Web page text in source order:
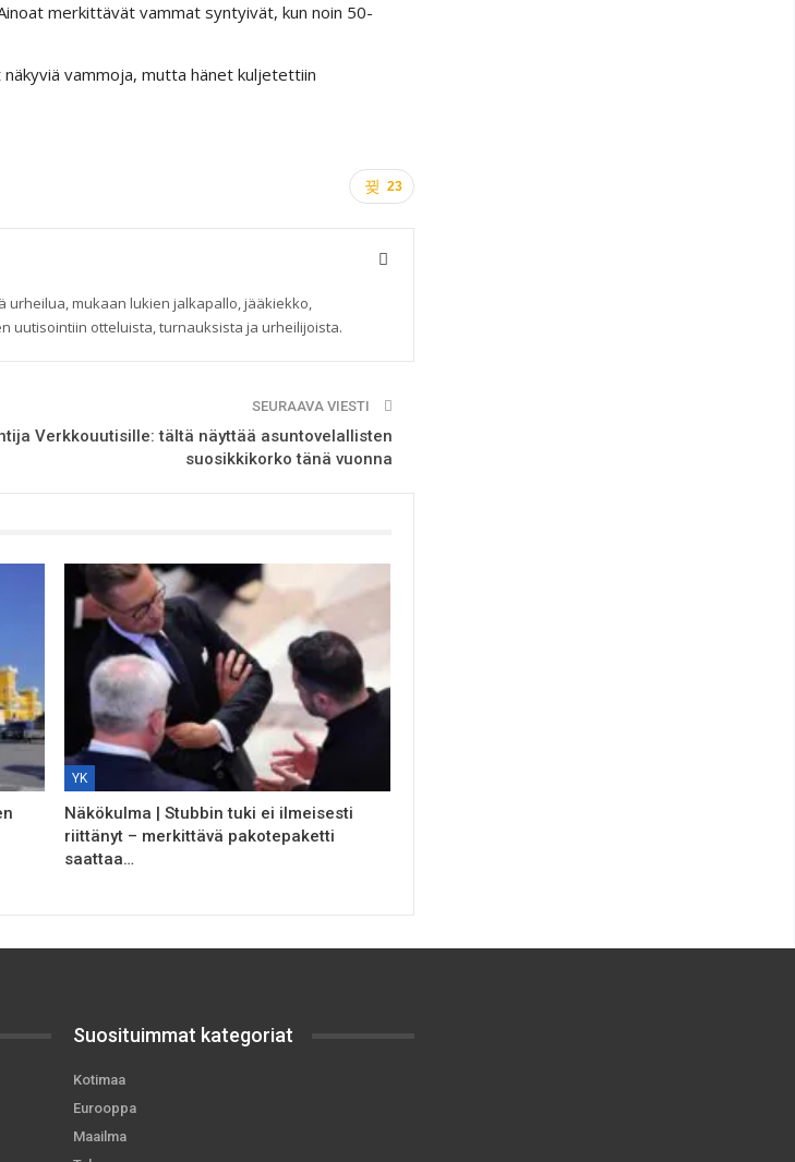
merkittävät vammat syntyivät, kun noin 50-
vammoja, mutta hänet kuljetettiin
23
urheilua, mukaan lukien jalkapallo, jääkiekko,
uutisointiin otteluista, turnauksista ja urheilijoista.
SEURAAVA VIESTI
Verkkouutisille: tältä näyttää asuntovelallisten
suosikkikorko tänä vuonna
YK
Näkökulma | Stubbin tuki ei ilmeisesti
riittänyt – merkittävä pakotepaketti
saattaa…
Suosituimmat kategoriat
Kotimaa
Eurooppa
Maailma